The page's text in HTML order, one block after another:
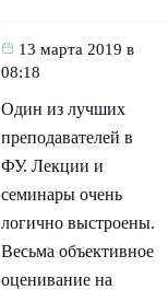
13 марта 2019 в
08:18
Один из лучших
преподавателей в
ФУ. Лекции и
семинары очень
логично выстроены.
Весьма объективное
оценивание на